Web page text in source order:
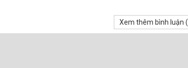
ngay hay thẳng đứng, đều có thể bám dính 100%
Xem thêm bình luận (